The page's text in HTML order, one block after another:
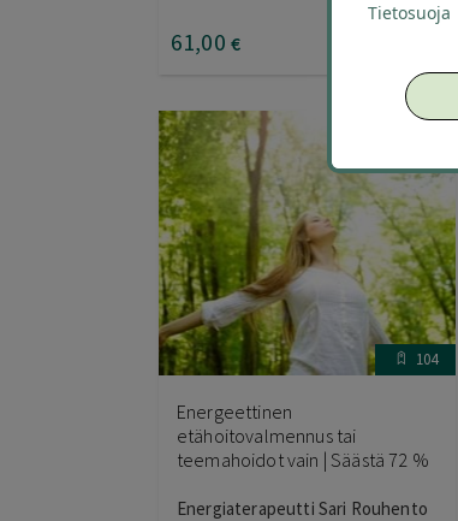
61,00 €
104
Energeettinen
etähoitovalmennus tai
teemahoidot vain | Säästä 72 %
Energiaterapeutti Sari Rouhento
Tietosuoja